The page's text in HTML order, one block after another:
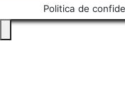
Politica de